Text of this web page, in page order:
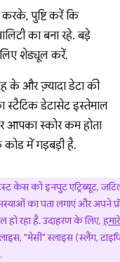
पुष्टि करें कि
का बना रहे. बड़े
लिए शेड्यूल करें.
और ज़्यादा डेटा की
स्टैटिक डेटासेट इस्तेमाल
आपका स्कोर कम होता
में गड़बड़ी है.
केस को इनपुट एट्रिब्यूट,
का पता लगाएं और अपने
रहा है. उदाहरण के लिए,हमारे
"मेसी" स्लाइस (स्लैंग,